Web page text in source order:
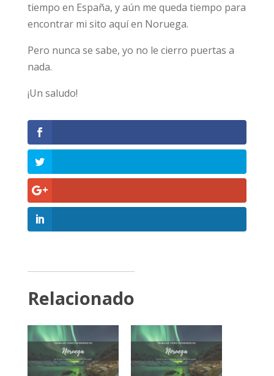
tiempo en España, y aún me queda tiempo para
encontrar mi sito aquí en Noruega.
Pero nunca se sabe, yo no le cierro puertas a
nada.
¡Un saludo!
Relacionado